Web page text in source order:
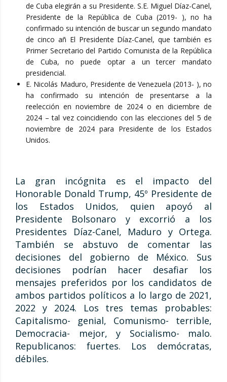
de Cuba elegirán a su Presidente. S.E. Miguel Díaz-Canel,
Presidente de la República de Cuba (2019- ), no ha
confirmado su intención de buscar un segundo mandato
de cinco añ El Presidente Díaz-Canel, que también es
Primer Secretario del Partido Comunista de la República
de Cuba, no puede optar a un tercer mandato
presidencial.
E. Nicolás Maduro, Presidente de Venezuela (2013- ), no
ha confirmado su intención de presentarse a la
reelección en noviembre de 2024 o en diciembre de
2024 – tal vez coincidiendo con las elecciones del 5 de
noviembre de 2024 para Presidente de los Estados
Unidos.
La gran incógnita es el impacto del
Honorable Donald Trump, 45º Presidente de
los Estados Unidos, quien apoyó al
Presidente Bolsonaro y excorrió a los
Presidentes Díaz-Canel, Maduro y Ortega.
También se abstuvo de comentar las
decisiones del gobierno de México. Sus
decisiones podrían hacer desafiar los
mensajes preferidos por los candidatos de
ambos partidos políticos a lo largo de 2021,
2022 y 2024. Los tres temas probables:
Capitalismo- genial, Comunismo- terrible,
Democracia- mejor, y Socialismo- malo.
Republicanos: fuertes. Los demócratas,
débiles.